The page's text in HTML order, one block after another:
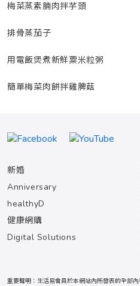
梅菜蒸素腩肉拌芋頭
排骨蒸茄子
用電飯煲煮新鮮粟米粒粥
簡單梅菜肉餅拌雞脾菇
新婚
Anniversary
healthyD
健康網購
Digital Solutions
重要聲明：生活易會員於本網站內所發表的全部